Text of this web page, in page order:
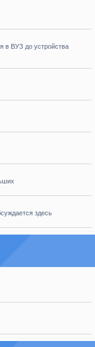
в ВУЗ до устройства
здесь